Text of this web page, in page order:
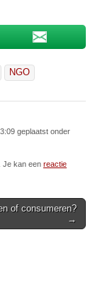
NGO
geplaatst onder
Je kan een reactie
of consumeren?
→